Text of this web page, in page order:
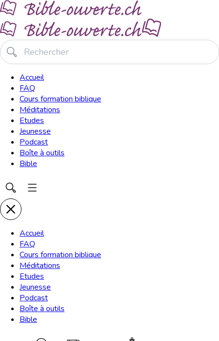
Accueil
FAQ
Cours formation biblique
Méditations
Etudes
Jeunesse
Podcast
Boîte à outils
Bible
Accueil
FAQ
Cours formation biblique
Méditations
Etudes
Jeunesse
Podcast
Boîte à outils
Bible